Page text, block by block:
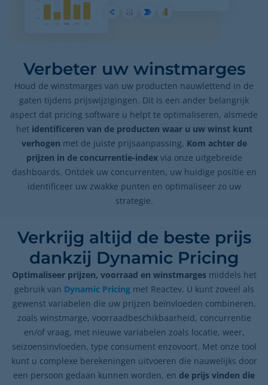
Verbeter uw winstmarges
Houd de winstmarges van uw producten nauwlettend in de
gaten tijdens prijswijzigingen. Dit is een ander belangrijk
aspect dat pricing software u helpt te optimaliseren, alsmede
het identificeren van de producten waar u uw winst kunt
verhogen met de juiste prijsaanpassing. Kom achter de
prijzen in de concurrentie-indexvia onze uitgebreide
dashboards. Ontdek uw concurrenten, uw huidige positie en
identificeer uw zwakke punten en optimaliseer zo uw
strategie.
Verkrijg altijd de beste prijs
dankzij Dynamic Pricing
Optimaliseer prijzen, voorraad en winstmarges middels het
gebruik van Dynamic Pricingmet Reactev. U kunt zoveel als
gewenst variabelen die uw prijzen beïnvloeden combineren,
zoals winstmarge, voorraadbeschikbaarheid, concurrentie
en/of vraag, met nieuwe variabelen zoals locatie, weer,
seizoensinvloeden, type consument enzovoort. Met onze tool
kunt u complexe berekeningen uitvoeren die nauwelijks door
een persoon gedaan kunnen worden, en de prijs vinden die